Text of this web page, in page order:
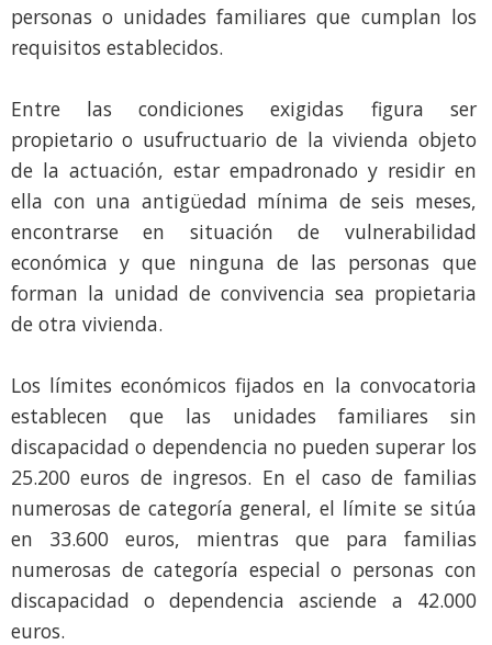
personas o unidades familiares que cumplan los
requisitos establecidos.
Entre las condiciones exigidas figura ser
propietario o usufructuario de la vivienda objeto
de la actuación, estar empadronado y residir en
ella con una antigüedad mínima de seis meses,
encontrarse en situación de vulnerabilidad
económica y que ninguna de las personas que
forman la unidad de convivencia sea propietaria
de otra vivienda.
Los límites económicos fijados en la convocatoria
establecen que las unidades familiares sin
discapacidad o dependencia no pueden superar los
25.200 euros de ingresos. En el caso de familias
numerosas de categoría general, el límite se sitúa
en 33.600 euros, mientras que para familias
numerosas de categoría especial o personas con
discapacidad o dependencia asciende a 42.000
euros.